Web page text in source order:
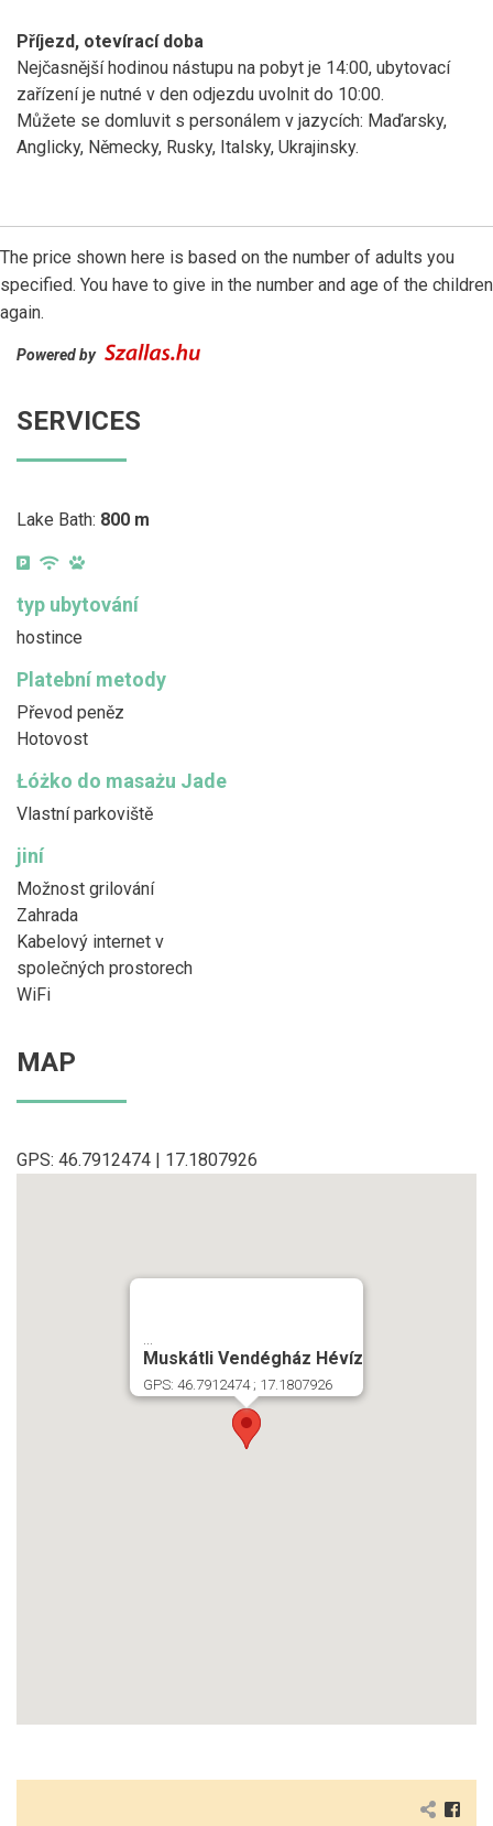
Příjezd, otevírací doba
Nejčasnější hodinou nástupu na pobyt je 14:00, ubytovací
zařízení je nutné v den odjezdu uvolnit do 10:00.
Můžete se domluvit s personálem v jazycích: Maďarsky,
Anglicky, Německy, Rusky, Italsky, Ukrajinsky.
The price shown here is based on the number of adults you
specified. You have to give in the number and age of the children
again.
Powered by
SERVICES
Lake Bath: 800 m
typ ubytování
hostince
Platební metody
Převod peněz
Hotovost
Łóżko do masażu Jade
Vlastní parkoviště
jiní
Možnost grilování
Zahrada
Kabelový internet v
společných prostorech
WiFi
MAP
GPS: 46.7912474 | 17.1807926
Muskátli Vendégház Hévíz
GPS: 46.7912474 ; 17.1807926